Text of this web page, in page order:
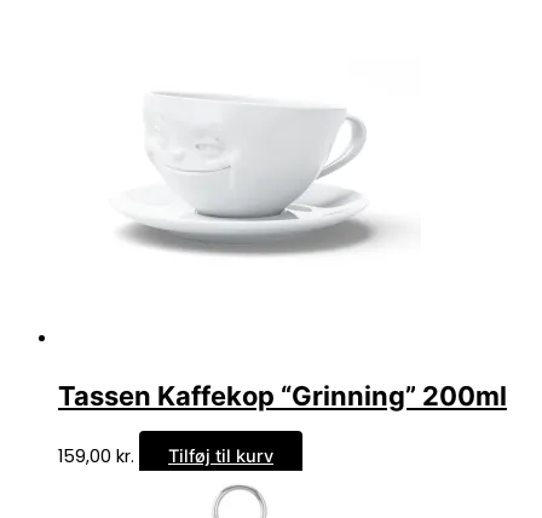
Tassen Kaffekop “Grinning” 200ml
159,00 kr. Tilføj til kurv